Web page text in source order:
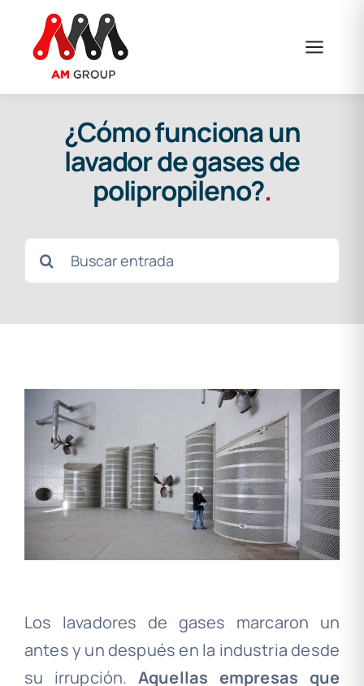
contenido
¿Cómo funciona un
lavador de gases de
polipropileno?.
Buscar:
Los lavadores de gases marcaron un
antes y un después en la industria desde
su irrupción. Aquellas empresas que